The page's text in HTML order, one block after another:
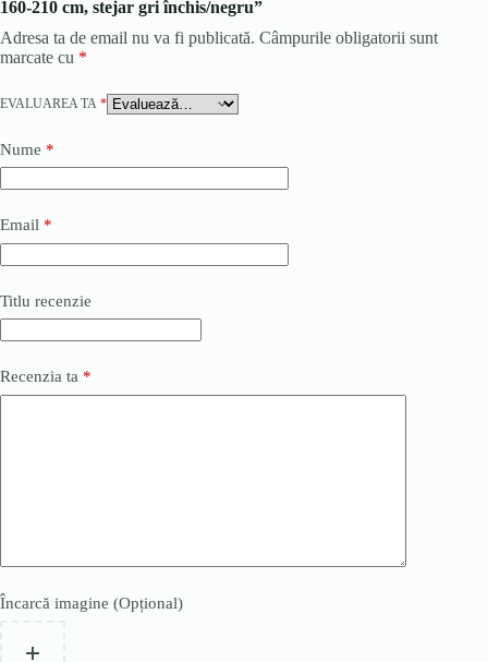
160-210 cm, stejar gri închis/negru”
Adresa ta de email nu va fi publicată. Câmpurile obligatorii sunt
marcate cu *
EVALUAREA TA *
Nume *
Email *
Titlu recenzie
Recenzia ta *
Încarcă imagine (Opțional)